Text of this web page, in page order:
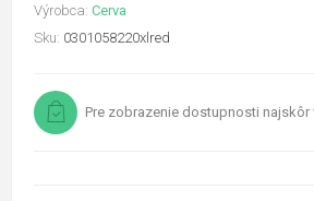
Výrobca: Cerva
Sku: 0301058220xlred
Pre zobrazenie dostupnosti